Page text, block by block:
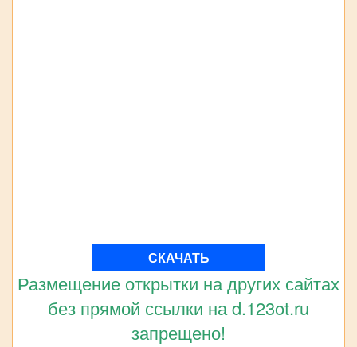
СКАЧАТЬ
Размещение открытки на других сайтах
без прямой ссылки на d.123ot.ru
запрещено!